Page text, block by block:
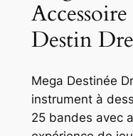
Destin
Mega Destinée
instrument à
25 bandes avec